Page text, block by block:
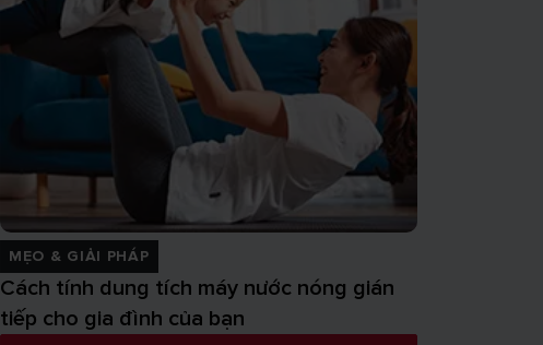
MẸO & GIẢI PHÁP
Cách tính dung tích máy nước nóng gián
tiếp cho gia đình của bạn